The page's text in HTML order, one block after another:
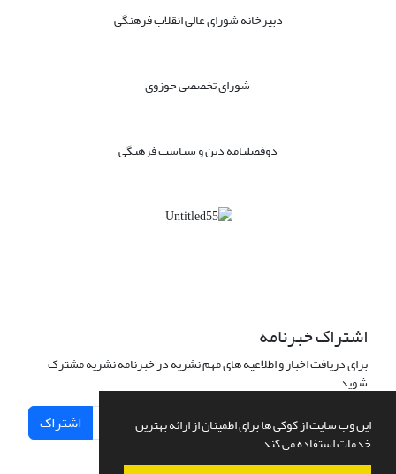
این وب سایت از کوکی ها برای اطمینان از ارائه بهترین
خدمات استفاده می کند.
دبیرخانه شورای عالی انقلاب فرهنگی
شورای تخصصی حوزوی
دوفصلنامه دین و سیاست فرهنگی
اشتراک خبرنامه
برای دریافت اخبار و اطلاعیه های مهم نشریه در خبرنامه نشریه مشترک
شوید.
اشتراک